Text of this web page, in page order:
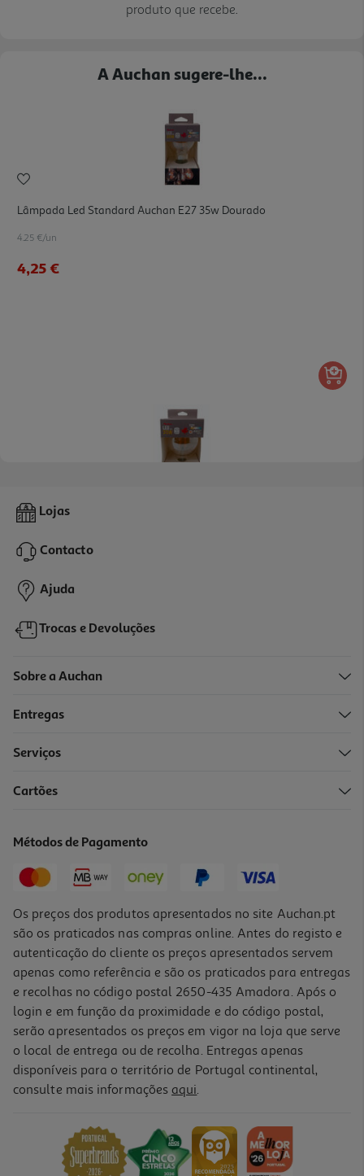
produto que recebe.
A Auchan sugere-lhe...
Lâmpada Led Standard Auchan E27 35w Dourado
4.25 €/un
4,25 €
Lâmpada Led Auchan E27 35w G95 Dourada Clara
7,29 €
Lâmpada Led Edison Auchan E27 75w Luz Branca Clara
Lojas
Contacto
Ajuda
Trocas e Devoluções
Sobre a Auchan
Entregas
Serviços
Cartões
Métodos de Pagamento
Os preços dos produtos apresentados no site Auchan.pt
são os praticados nas compras online. Antes do registo e
autenticação do cliente os preços apresentados servem
apenas como referência e são os praticados para entregas
e recolhas no código postal 2650-435 Amadora. Após o
login e em função da proximidade e do código postal,
serão apresentados os preços em vigor na loja que serve
o local de entrega ou de recolha. Entregas apenas
disponíveis para o território de Portugal continental,
consulte mais informações aqui.